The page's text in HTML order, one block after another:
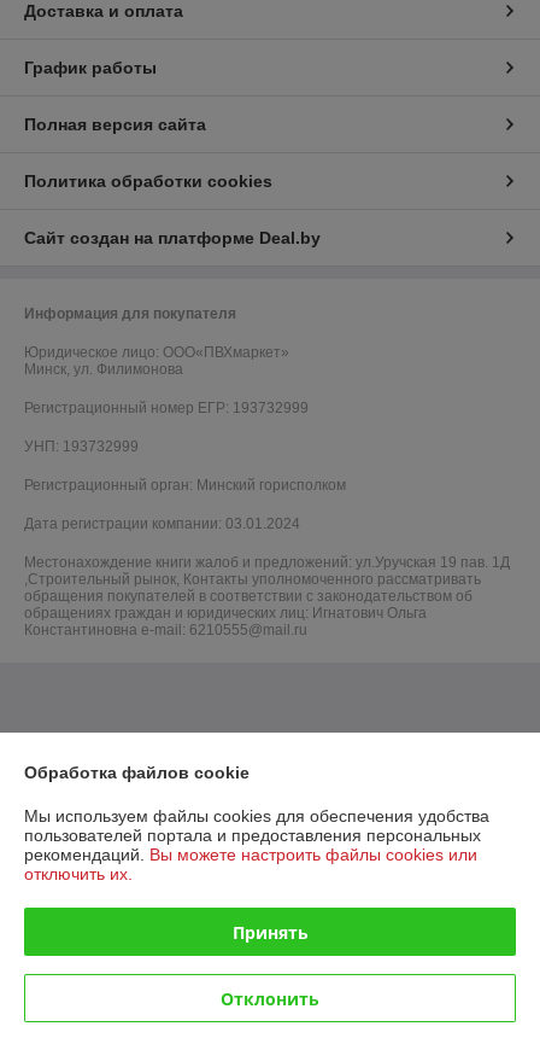
Доставка и оплата
График работы
Полная версия сайта
Политика обработки cookies
Сайт создан на платформе Deal.by
Информация для покупателя
Юридическое лицо: OOO«ПВХмаркет»
Минск, ул. Филимонова
Регистрационный номер ЕГР: 193732999
УНП: 193732999
Регистрационный орган: Минский горисполком
Дата регистрации компании: 03.01.2024
Местонахождение книги жалоб и предложений: ул.Уручская 19 пав. 1Д
,Строительный рынок, Контакты уполномоченного рассматривать
обращения покупателей в соответствии с законодательством об
обращениях граждан и юридических лиц: Игнатович Ольга
Константиновна e-mail: 6210555@mail.ru
Обработка файлов cookie
Мы используем файлы cookies для обеспечения удобства
пользователей портала и предоставления персональных
рекомендаций. Вы можете настроить файлы cookies или
отключить их.
Принять
Отклонить